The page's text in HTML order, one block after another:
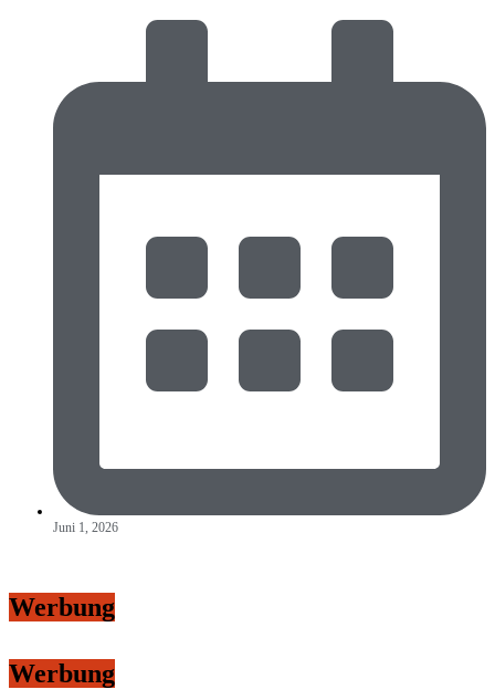
Juni 1, 2026
Werbung
Werbung